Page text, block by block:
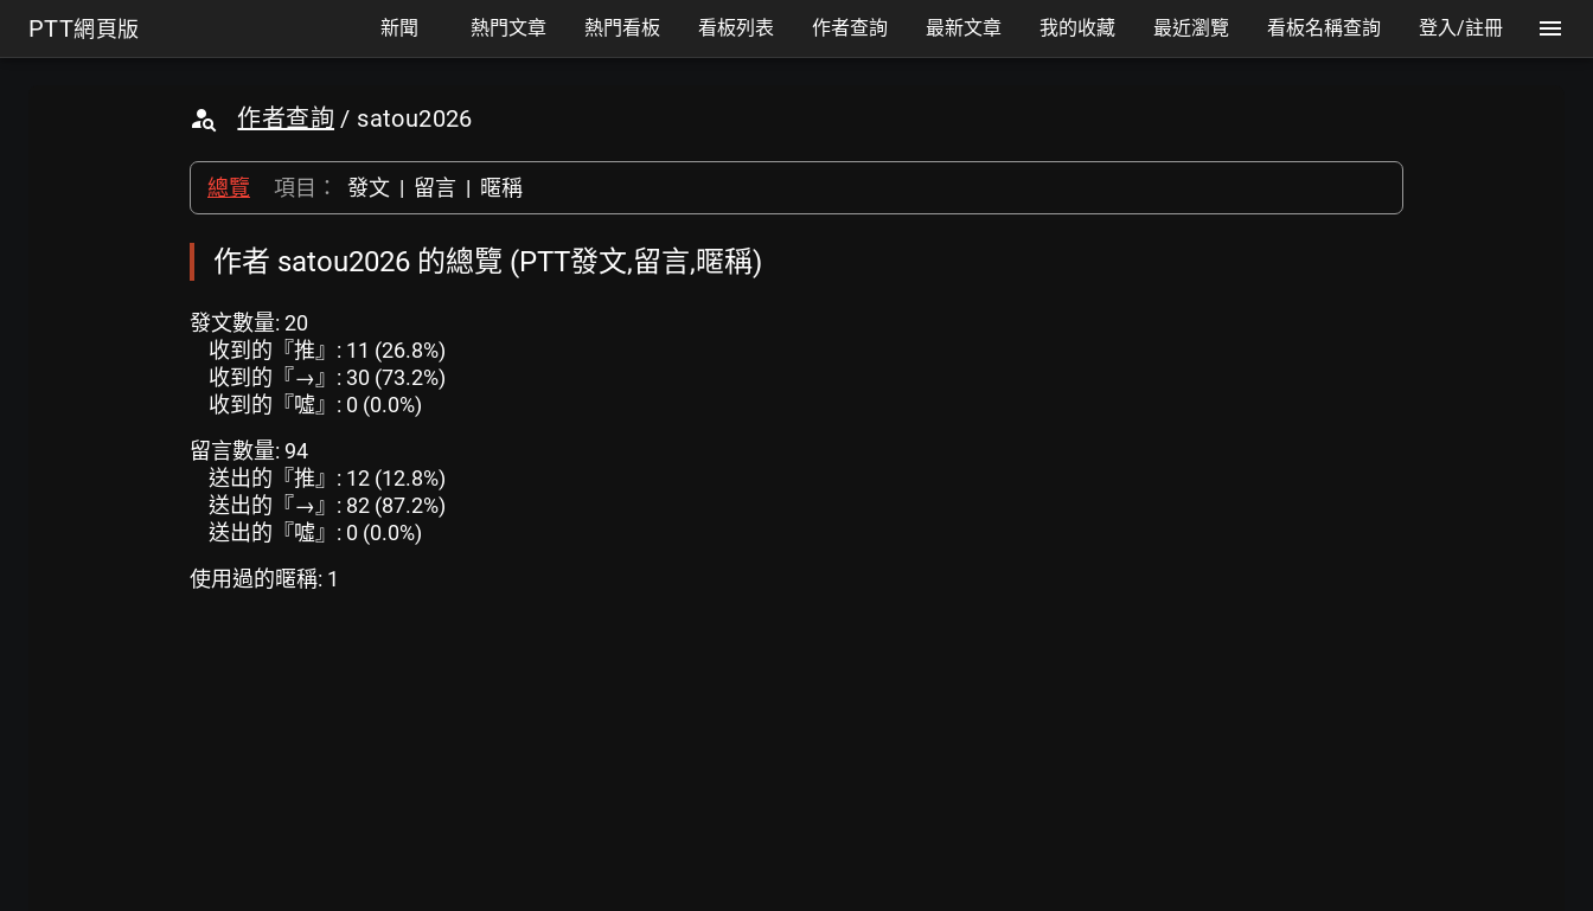
PTT網頁版 新聞 熱門文章 熱門看板 看板列表 作者查詢 最新文章 我的收藏 最近瀏覽 看板名稱查詢 登入/註冊
作者查詢 / satou2026
總覽 項目： 發文 | 留言 | 暱稱
作者 satou2026 的總覽 (PTT發文,留言,暱稱)
發文數量: 20
收到的『推』: 11 (26.8%)
收到的『→』: 30 (73.2%)
收到的『噓』: 0 (0.0%)
留言數量: 94
送出的『推』: 12 (12.8%)
送出的『→』: 82 (87.2%)
送出的『噓』: 0 (0.0%)
使用過的暱稱: 1